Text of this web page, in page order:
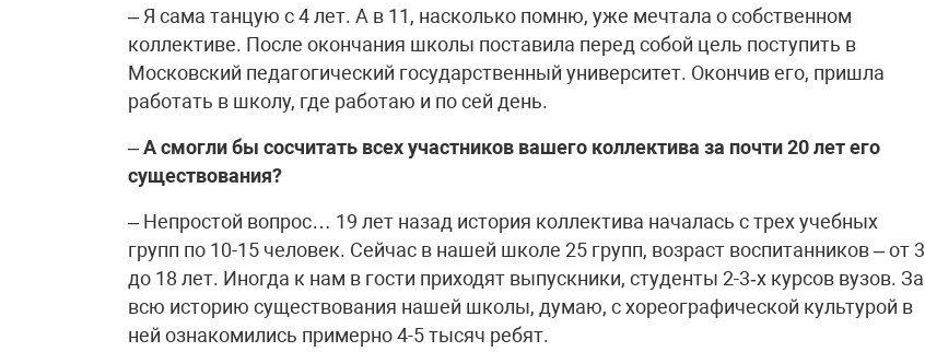
– Я сама танцую с 4 лет. А в 11, насколько помню, уже мечтала о собственном
коллективе. После окончания школы поставила перед собой цель поступить в
Московский педагогический государственный университет. Окончив его, пришла
работать в школу, где работаю и по сей день.
–А смогли бы сосчитать всех участников вашего коллектива за почти 20 лет его
существования?
– Непростой вопрос… 19 лет назад история коллектива началась с трех учебных
групп по 10-15 человек. Сейчас в нашей школе 25 групп, возраст воспитанников – от 3
до 18 лет. Иногда к нам в гости приходят выпускники, студенты 2-3‑х курсов вузов. За
всю историю существования нашей школы, думаю, с хореографической культурой в
ней ознакомились примерно 4-5 тысяч ребят.